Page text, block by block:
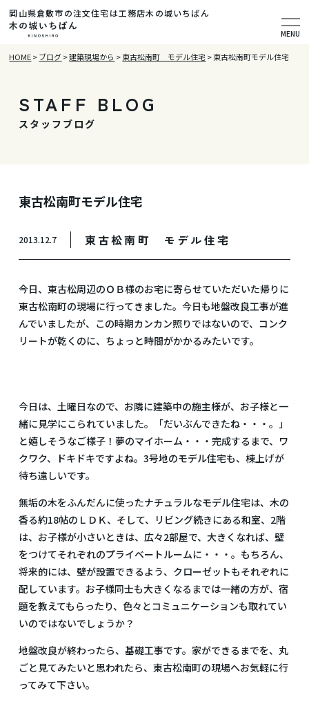
岡山県倉敷市の注文住宅は工務店木の城いちばん
MENU
HOME>ブログ>建築現場から >東古松南町 モデル住宅>東古松南町モデル住宅
STAFF BLOG
スタッフブログ
東古松南町モデル住宅
2013.12.7 東古松南町 モデル住宅
今日、東古松周辺のＯＢ様のお宅に寄らせていただいた帰りに
東古松南町の現場に行ってきました。今日も地盤改良工事が進
んでいましたが、この時期カンカン照りではないので、コンク
リートが乾くのに、ちょっと時間がかかるみたいです。
今日は、土曜日なので、お隣に建築中の施主様が、お子様と一
緒に見学にこられていました。「だいぶんできたね・・・。」
と嬉しそうなご様子！夢のマイホーム・・・完成するまで、ワ
クワク、ドキドキですよね。3号地のモデル住宅も、棟上げが
待ち遠しいです。
無垢の木をふんだんに使ったナチュラルなモデル住宅は、木の
香る約18帖のＬＤＫ、そして、リビング続きにある和室、2階
は、お子様が小さいときは、広々2部屋で、大きくなれば、壁
をつけてそれぞれのプライベートルームに・・・。もちろん、
将来的には、壁が設置できるよう、クローゼットもそれぞれに
配しています。お子様同士も大きくなるまでは一緒の方が、宿
題を教えてもらったり、色々とコミュニケーションも取れてい
いのではないでしょうか？
地盤改良が終わったら、基礎工事です。家ができるまでを、丸
ごと見てみたいと思われたら、東古松南町の現場へお気軽に行
ってみて下さい。